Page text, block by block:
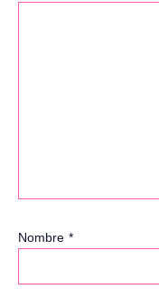
Nombre *